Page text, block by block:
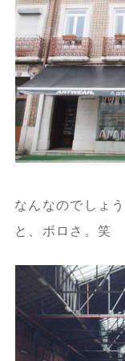
なんなのでしょ
と、ボロさ。笑